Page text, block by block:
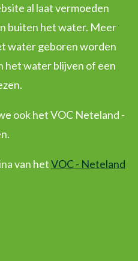
al laat vermoeden
buiten het water. Meer
water geboren worden
het water blijven of een
ook het VOC Neteland -
van hetVOC - Neteland